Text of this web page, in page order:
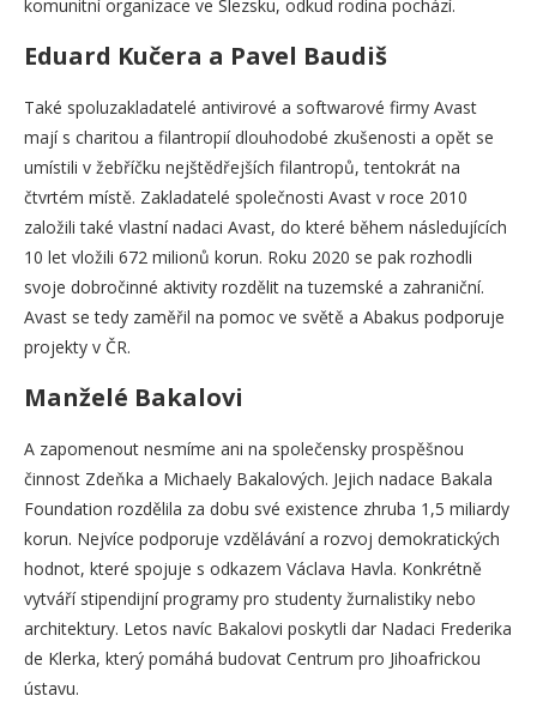
komunitní organizace ve Slezsku, odkud rodina pochází.
Eduard Kučera a Pavel Baudiš
Také spoluzakladatelé antivirové a softwarové firmy Avast
mají s charitou a filantropií dlouhodobé zkušenosti a opět se
umístili v žebříčku nejštědřejších filantropů, tentokrát na
čtvrtém místě. Zakladatelé společnosti Avast v roce 2010
založili také vlastní nadaci Avast, do které během následujících
10 let vložili 672 milionů korun. Roku 2020 se pak rozhodli
svoje dobročinné aktivity rozdělit na tuzemské a zahraniční.
Avast se tedy zaměřil na pomoc ve světě a Abakus podporuje
projekty v ČR.
Manželé Bakalovi
A zapomenout nesmíme ani na společensky prospěšnou
činnost Zdeňka a Michaely Bakalových. Jejich nadace Bakala
Foundation rozdělila za dobu své existence zhruba 1,5 miliardy
korun. Nejvíce podporuje vzdělávání a rozvoj demokratických
hodnot, které spojuje s odkazem Václava Havla. Konkrétně
vytváří stipendijní programy pro studenty žurnalistiky nebo
architektury. Letos navíc Bakalovi poskytli dar Nadaci Frederika
de Klerka, který pomáhá budovat Centrum pro Jihoafrickou
ústavu.